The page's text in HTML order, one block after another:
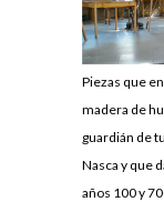
Piezas que
madera de
guardián de
Nasca y que
años 100 y